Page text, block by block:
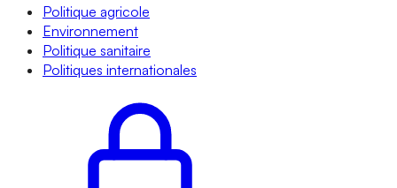
Politique agricole
Environnement
Politique sanitaire
Politiques internationales